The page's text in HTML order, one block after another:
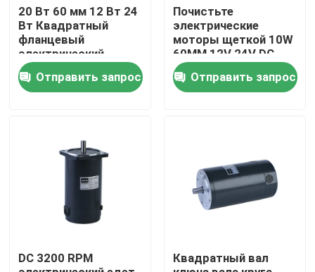
Продукты
Видеозаписи
Контроль качества
Свяжитесь с нами
20 Вт 60 мм 12 Вт 24
Вт Квадратный
фланцевый
электрический
двигатель
постоянного тока
Отправить запрос
Почистьте
электрические
моторы щеткой 10W
60MM 12V 24V DC
для
пневматического
насоса автомобиля
Отправить запрос
DC 3200 RPM
Квадратный вал